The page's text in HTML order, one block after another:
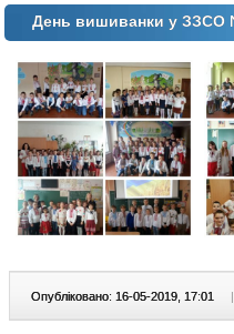
День вишиванки у ЗЗСО
Опубліковано: 16-05-2019, 17:01 |